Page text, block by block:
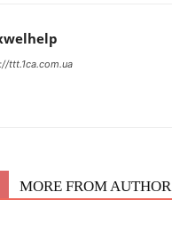
ttt.1ca.com.ua
MORE FROM AUTHOR